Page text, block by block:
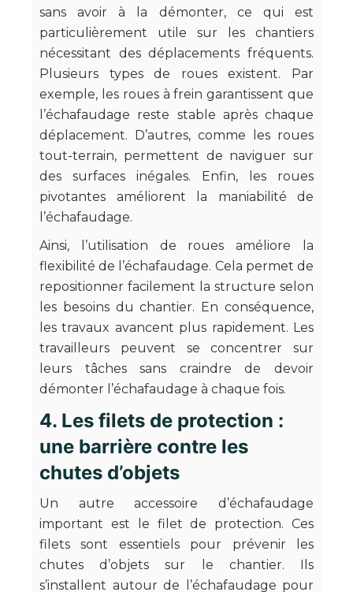
sans avoir à la démonter, ce qui est
particulièrement utile sur les chantiers
nécessitant des déplacements fréquents.
Plusieurs types de roues existent. Par
exemple, les roues à frein garantissent que
l’échafaudage reste stable après chaque
déplacement. D’autres, comme les roues
tout-terrain, permettent de naviguer sur
des surfaces inégales. Enfin, les roues
pivotantes améliorent la maniabilité de
l’échafaudage.
Ainsi, l’utilisation de roues améliore la
flexibilité de l’échafaudage. Cela permet de
repositionner facilement la structure selon
les besoins du chantier. En conséquence,
les travaux avancent plus rapidement. Les
travailleurs peuvent se concentrer sur
leurs tâches sans craindre de devoir
démonter l’échafaudage à chaque fois.
4. Les filets de protection :
une barrière contre les
chutes d’objets
Un autre accessoire d’échafaudage
important est le filet de protection. Ces
filets sont essentiels pour prévenir les
chutes d’objets sur le chantier. Ils
s’installent autour de l’échafaudage pour